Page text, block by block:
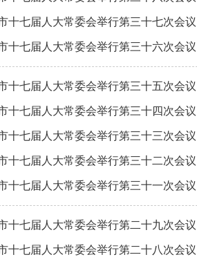
十七届人大常委会举行第三十七次会议
十七届人大常委会举行第三十六次会议
十七届人大常委会举行第三十五次会议
十七届人大常委会举行第三十四次会议
十七届人大常委会举行第三十三次会议
十七届人大常委会举行第三十二次会议
十七届人大常委会举行第三十一次会议
十七届人大常委会举行第二十九次会议
十七届人大常委会举行第二十八次会议